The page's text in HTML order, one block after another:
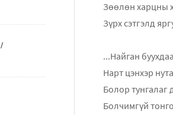
Зөөлөн харцны
Зүрх сэтгэлд
...Найган
Нарт цэнхэр
Болор тунгалаг
Болчимгүй